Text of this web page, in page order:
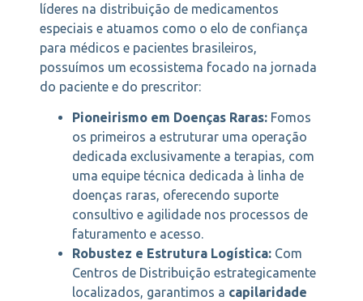
líderes na distribuição de medicamentos
especiais e atuamos como o elo de confiança
para médicos e pacientes brasileiros,
possuímos um ecossistema focado na jornada
do paciente e do prescritor:
Pioneirismo em Doenças Raras: Fomos
os primeiros a estruturar uma operação
dedicada exclusivamente a terapias, com
uma equipe técnica dedicada à linha de
doenças raras, oferecendo suporte
consultivo e agilidade nos processos de
faturamento e acesso.
Robustez e Estrutura Logística: Com
Centros de Distribuição estrategicamente
localizados, garantimos a capilaridade